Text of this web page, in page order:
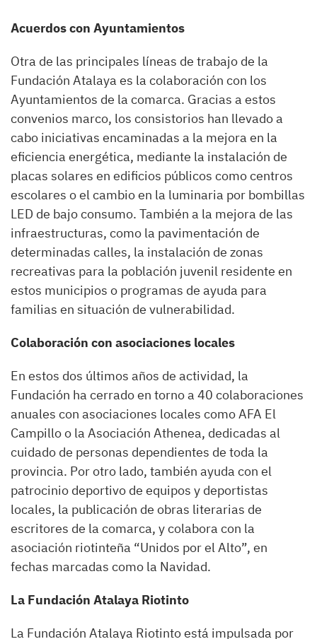
Acuerdos con Ayuntamientos
Otra de las principales líneas de trabajo de la
Fundación Atalaya es la colaboración con los
Ayuntamientos de la comarca. Gracias a estos
convenios marco, los consistorios han llevado a
cabo iniciativas encaminadas a la mejora en la
eficiencia energética, mediante la instalación de
placas solares en edificios públicos como centros
escolares o el cambio en la luminaria por bombillas
LED de bajo consumo. También a la mejora de las
infraestructuras, como la pavimentación de
determinadas calles, la instalación de zonas
recreativas para la población juvenil residente en
estos municipios o programas de ayuda para
familias en situación de vulnerabilidad.
Colaboración con asociaciones locales
En estos dos últimos años de actividad, la
Fundación ha cerrado en torno a 40 colaboraciones
anuales con asociaciones locales como AFA El
Campillo o la Asociación Athenea, dedicadas al
cuidado de personas dependientes de toda la
provincia. Por otro lado, también ayuda con el
patrocinio deportivo de equipos y deportistas
locales, la publicación de obras literarias de
escritores de la comarca, y colabora con la
asociación riotinteña “Unidos por el Alto”, en
fechas marcadas como la Navidad.
La Fundación Atalaya Riotinto
La Fundación Atalaya Riotinto está impulsada por